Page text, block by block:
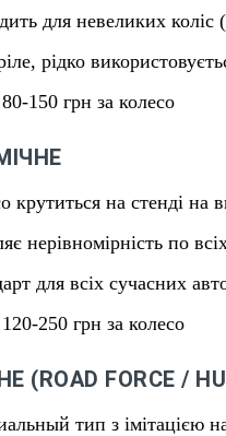
для невеликих коліс
рідко
150 грн за колесо
крутиться на стенді на
нерівномірність по
для всіх сучасних
250 грн за колесо
(ROAD FORCE /
тип з імітацією